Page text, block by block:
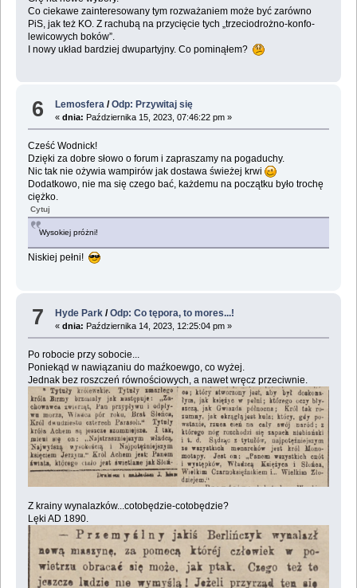
Co ciekawe zainteresowany tym rozważaniem może być zarówno
PiS, jak też KO. Z rachubą na przycięcie tych „trzeciodrożno-konfo-
lewicowych boków”.
I nowy układ bardziej dwupartyjny. Co pominąłem?
6 Lemosfera /Odp: Przywitaj się
«dnia: Października 15, 2023, 07:46:22 pm »
Cześć Wodnick!
Dzięki za dobre słowo o forum i zapraszamy na pogaduchy.
Nic tak nie ożywia wampirów jak dostawa świeżej krwi
Dodatkowo, nie ma się czego bać, każdemu na początku było trochę
ciężko.
Cytuj
Wysokiej próżni!
Niskiej pełni!
7 Hyde Park /Odp: Co tępora, to mores...!
«dnia: Października 14, 2023, 12:25:04 pm »
Po robocie przy sobocie...
Poniekąd w nawiązaniu do maźkoewgo, co wyżej.
Jednak bez roszczeń równościowych, a nawet wręcz przeciwnie.
Z krainy wynalazków...cotobędzie-cotobędzie?
Lęki AD 1890.